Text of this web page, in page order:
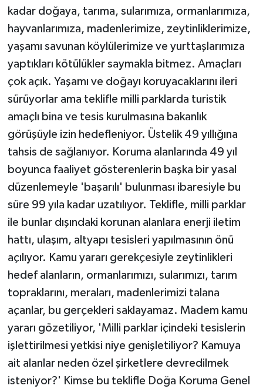
kadar doğaya, tarıma, sularımıza, ormanlarımıza,
hayvanlarımıza, madenlerimize, zeytinliklerimize,
yaşamı savunan köylülerimize ve yurttaşlarımıza
yaptıkları kötülükler saymakla bitmez. Amaçları
çok açık. Yaşamı ve doğayı koruyacaklarını ileri
sürüyorlar ama teklifle milli parklarda turistik
amaçlı bina ve tesis kurulmasına bakanlık
görüşüyle izin hedefleniyor. Üstelik 49 yıllığına
tahsis de sağlanıyor. Koruma alanlarında 49 yıl
boyunca faaliyet gösterenlerin başka bir yasal
düzenlemeyle 'başarılı' bulunması ibaresiyle bu
süre 99 yıla kadar uzatılıyor. Teklifle, milli parklar
ile bunlar dışındaki korunan alanlara enerji iletim
hattı, ulaşım, altyapı tesisleri yapılmasının önü
açılıyor. Kamu yararı gerekçesiyle zeytinlikleri
hedef alanların, ormanlarımızı, sularımızı, tarım
topraklarını, meraları, madenlerimizi talana
açanlar, bu gerçekleri saklayamaz. Madem kamu
yararı gözetiliyor, 'Milli parklar içindeki tesislerin
işlettirilmesi yetkisi niye genişletiliyor? Kamuya
ait alanlar neden özel şirketlere devredilmek
isteniyor?' Kimse bu teklifle Doğa Koruma Genel